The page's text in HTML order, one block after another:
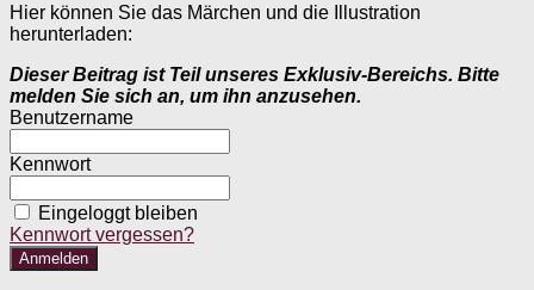
Hier können Sie das Märchen und die Illustration
herunterladen:
Dieser Beitrag ist Teil unseres Exklusiv-Bereichs. Bitte
melden Sie sich an, um ihn anzusehen.
Benutzername
Kennwort
Eingeloggt bleiben
Kennwort vergessen?